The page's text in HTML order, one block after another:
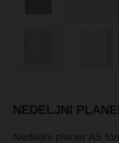
NEDELJNI
Nedeljni planer A5